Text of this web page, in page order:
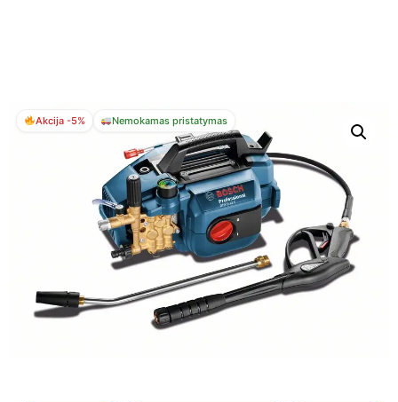
Akcija -5% Nemokamas pristatymas